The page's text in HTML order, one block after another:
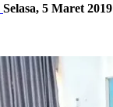
Selasa, 5 Maret 2019